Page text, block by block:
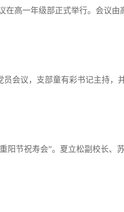
在高一年级部正式举行。会议由
员会议，支部童有彩书记主持，
阳节祝寿会”。夏立松副校长、